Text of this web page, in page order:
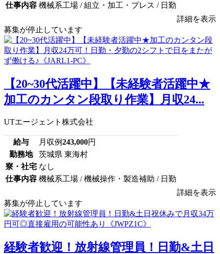
仕事内容 機械系工場 / 組立・加工・プレス / 日勤
詳細を表示
募集が停止しています
【20~30代活躍中】【未経験者活躍中★
加工のカンタン段取り作業】月収24...
UTエージェント株式会社
給与 月収例243,000円
勤務地
茨城県 東海村
寮・社宅 なし
仕事内容 機械系工場 / 機械操作・製造補助 / 日勤
詳細を表示
募集が停止しています
経験者歓迎！放射線管理員！日勤&土日